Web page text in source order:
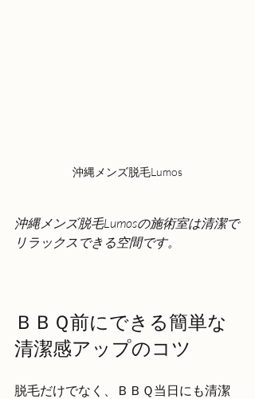
沖縄メンズ脱毛Lumos
沖縄メンズ脱毛Lumosの施術室は清潔で
リラックスできる空間です。
ＢＢＱ前にできる簡単な
清潔感アップのコツ
脱毛だけでなく、ＢＢＱ当日にも清潔